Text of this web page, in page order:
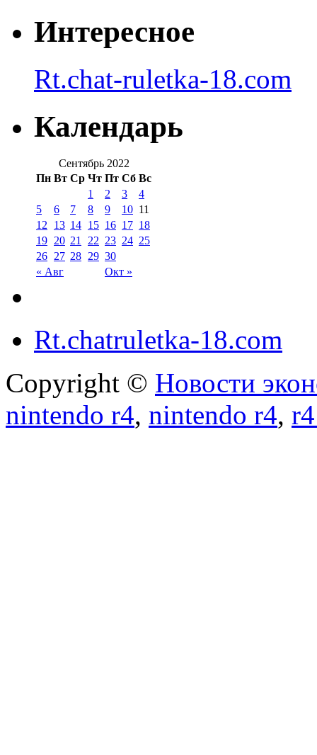
Интересное
Rt.chat-ruletka-18.com
Календарь
Сентябрь 2022
Пн Вт Ср Чт Пт Сб Вс
« Авг Окт »
1 2 3
4
5
6 7 8 9 10 11
12 13 14 15 16 17 18
19 20 21 22 23 24 25
26 27 28 29 30
Rt.chatruletka-18.com
Copyright © Новости
nintendo r4, nintendo r4,